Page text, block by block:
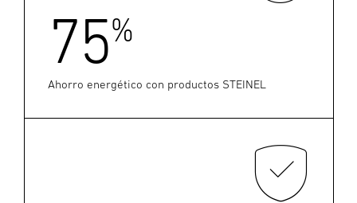
75%
Ahorro energético con productos STEINEL